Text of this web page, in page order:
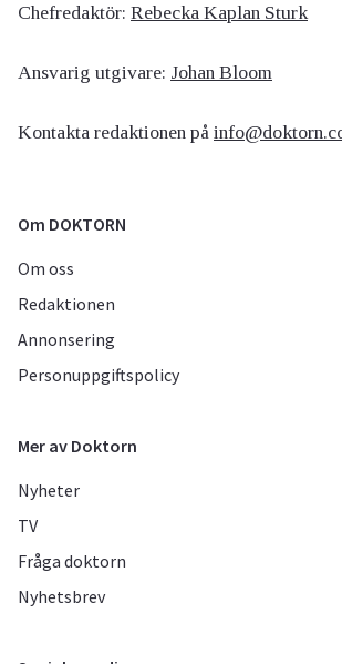
Chefredaktör: Rebecka Kaplan Sturk
Ansvarig utgivare: Johan Bloom
Kontakta redaktionen på
Om DOKTORN
Om oss
Redaktionen
Annonsering
Personuppgiftspolicy
Mer av Doktorn
Nyheter
TV
Fråga doktorn
Nyhetsbrev